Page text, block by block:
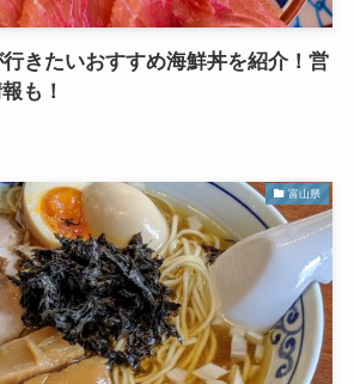
きたいおすすめ海鮮丼を紹介！営
も！
富山県